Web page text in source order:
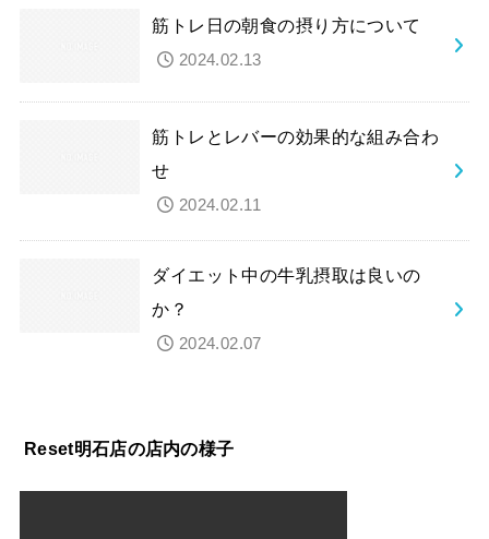
筋トレ日の朝食の摂り方について
2024.02.13
筋トレとレバーの効果的な組み合わ
せ
2024.02.11
ダイエット中の牛乳摂取は良いの
か？
2024.02.07
Reset明石店の店内の様子